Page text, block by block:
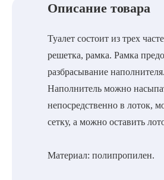
Описание товара
Туалет состоит из трех
решетка, рамка. Рамка
разбрасывание наполнителя.
Наполнитель можно
непосредственно в лоток,
сетку, а можно оставить
Материал: полипропилен.